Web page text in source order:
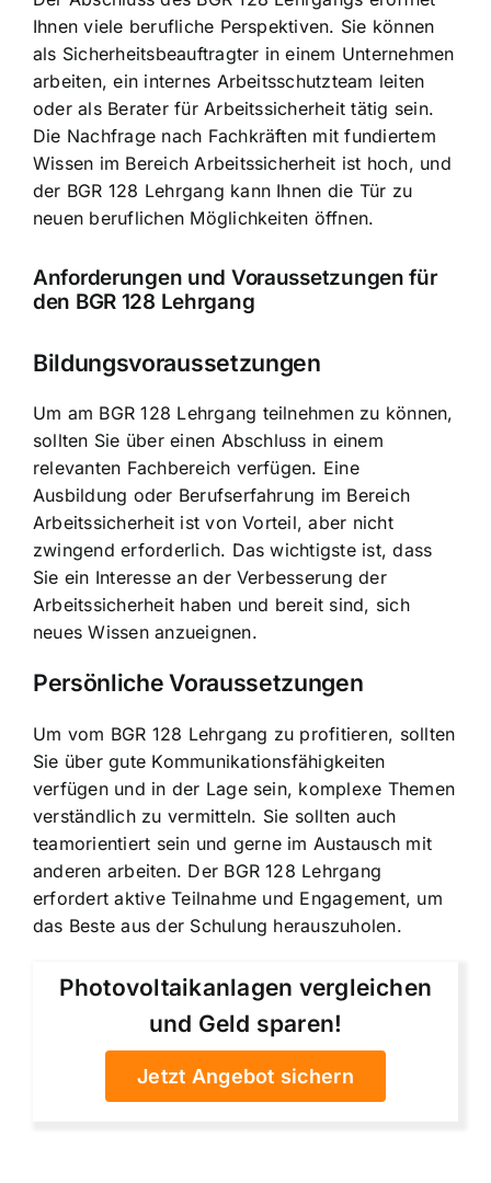
Ihnen viele berufliche Perspektiven. Sie können
als Sicherheitsbeauftragter in einem Unternehmen
arbeiten, ein internes Arbeitsschutzteam leiten
oder als Berater für Arbeitssicherheit tätig sein.
Die Nachfrage nach Fachkräften mit fundiertem
Wissen im Bereich Arbeitssicherheit ist hoch, und
der BGR 128 Lehrgang kann Ihnen die Tür zu
neuen beruflichen Möglichkeiten öffnen.
Anforderungen und Voraussetzungen für
den BGR 128 Lehrgang
Bildungsvoraussetzungen
Um am BGR 128 Lehrgang teilnehmen zu können,
sollten Sie über einen Abschluss in einem
relevanten Fachbereich verfügen. Eine
Ausbildung oder Berufserfahrung im Bereich
Arbeitssicherheit ist von Vorteil, aber nicht
zwingend erforderlich. Das wichtigste ist, dass
Sie ein Interesse an der Verbesserung der
Arbeitssicherheit haben und bereit sind, sich
neues Wissen anzueignen.
Persönliche Voraussetzungen
Um vom BGR 128 Lehrgang zu profitieren, sollten
Sie über gute Kommunikationsfähigkeiten
verfügen und in der Lage sein, komplexe Themen
verständlich zu vermitteln. Sie sollten auch
teamorientiert sein und gerne im Austausch mit
anderen arbeiten. Der BGR 128 Lehrgang
erfordert aktive Teilnahme und Engagement, um
das Beste aus der Schulung herauszuholen.
Photovoltaikanlagen vergleichen
und Geld sparen!
Jetzt Angebot sichern